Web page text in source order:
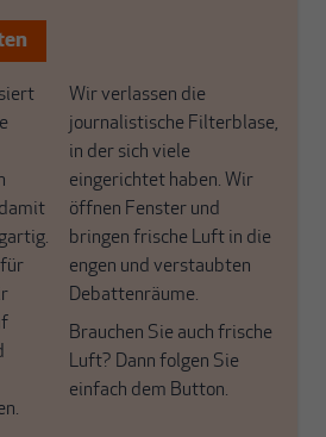
für
Wir verlassen die
journalistische Filterblase,
in der sich viele
eingerichtet haben. Wir
öffnen Fenster und
bringen frische Luft in die
engen und verstaubten
Debattenräume.
Brauchen Sie auch frische
Luft? Dann folgen Sie
einfach dem Button.